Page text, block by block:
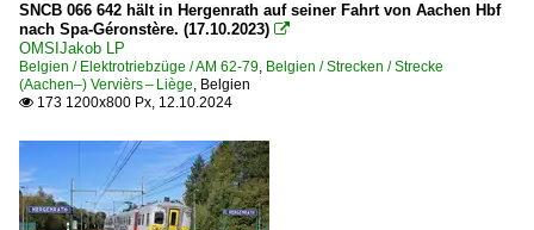
SNCB 066 642 hält in Hergenrath auf seiner Fahrt von Aachen Hbf
nach Spa-Géronstère. (17.10.2023) 
OMSIJakob LP
Belgien / Elektrotriebzüge / AM 62-79, Belgien / Strecken / Strecke
(Aachen–) Vervièrs – Liège, Belgien
 173 1200x800 Px, 12.10.2024